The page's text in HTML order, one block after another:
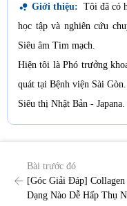
bubble_chart Giới thiệu: Tôi đã có
học tập và nghiên cứu
Siêu âm Tim mạch.
Hiện tôi là Phó trưởng
quát tại Bệnh viện Sài
Siêu thị Nhật Bản - Japana.
Bài trước đó
[Góc Giải Đáp] Collagen
Dạng Nào Dễ Hấp Thụ